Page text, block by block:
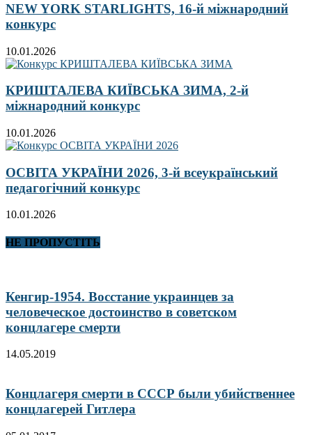
NEW YORK STARLIGHTS, 16-й міжнародний
конкурс
10.01.2026
КРИШТАЛЕВА КИЇВСЬКА ЗИМА, 2-й
міжнародний конкурс
10.01.2026
ОСВІТА УКРАЇНИ 2026, 3-й всеукраїнський
педагогічний конкурс
10.01.2026
НЕ ПРОПУСТІТЬ
Кенгир-1954. Восстание украинцев за
человеческое достоинство в советском
концлагере смерти
14.05.2019
Концлагеря смерти в СССР были убийственнее
концлагерей Гитлера